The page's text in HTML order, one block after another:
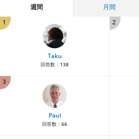
週間 月間
1
Taku
回答数： 138
2
3
Paul
回答数： 66